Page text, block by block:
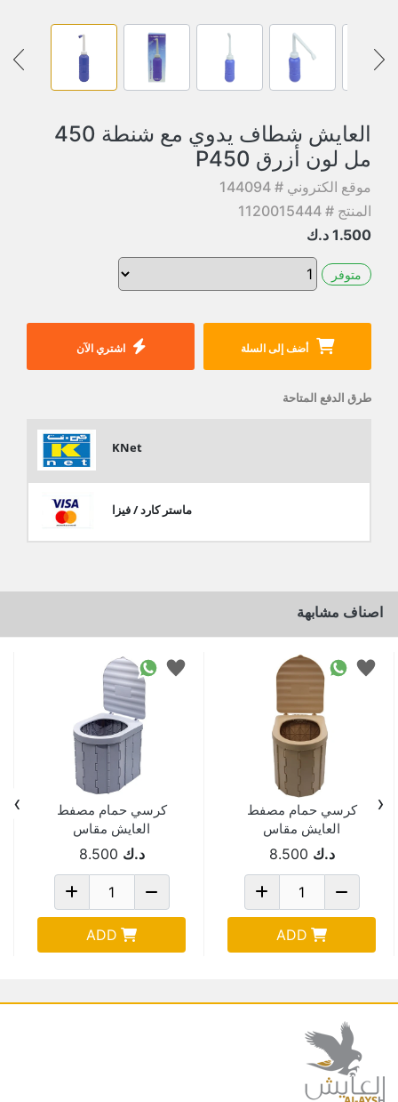
العايش شطاف يدوي مع شنطة 450
مل لون أزرق P450
موقع الكتروني # 144094
المنتج # 1120015444
1.500 د.ك
متوفر
أضف إلى السلة اشتري الآن
طرق الدفع المتاحة
KNet
ماستر كارد / فيزا
اصناف مشابهة
كرسي حمام مصفط
العايش مقاس
د.ك 8.500
ADD
كرسي حمام مصفط
العايش مقاس
28*33*30 سم -
رماديY
د.ك 8.500
ADD
‹
›